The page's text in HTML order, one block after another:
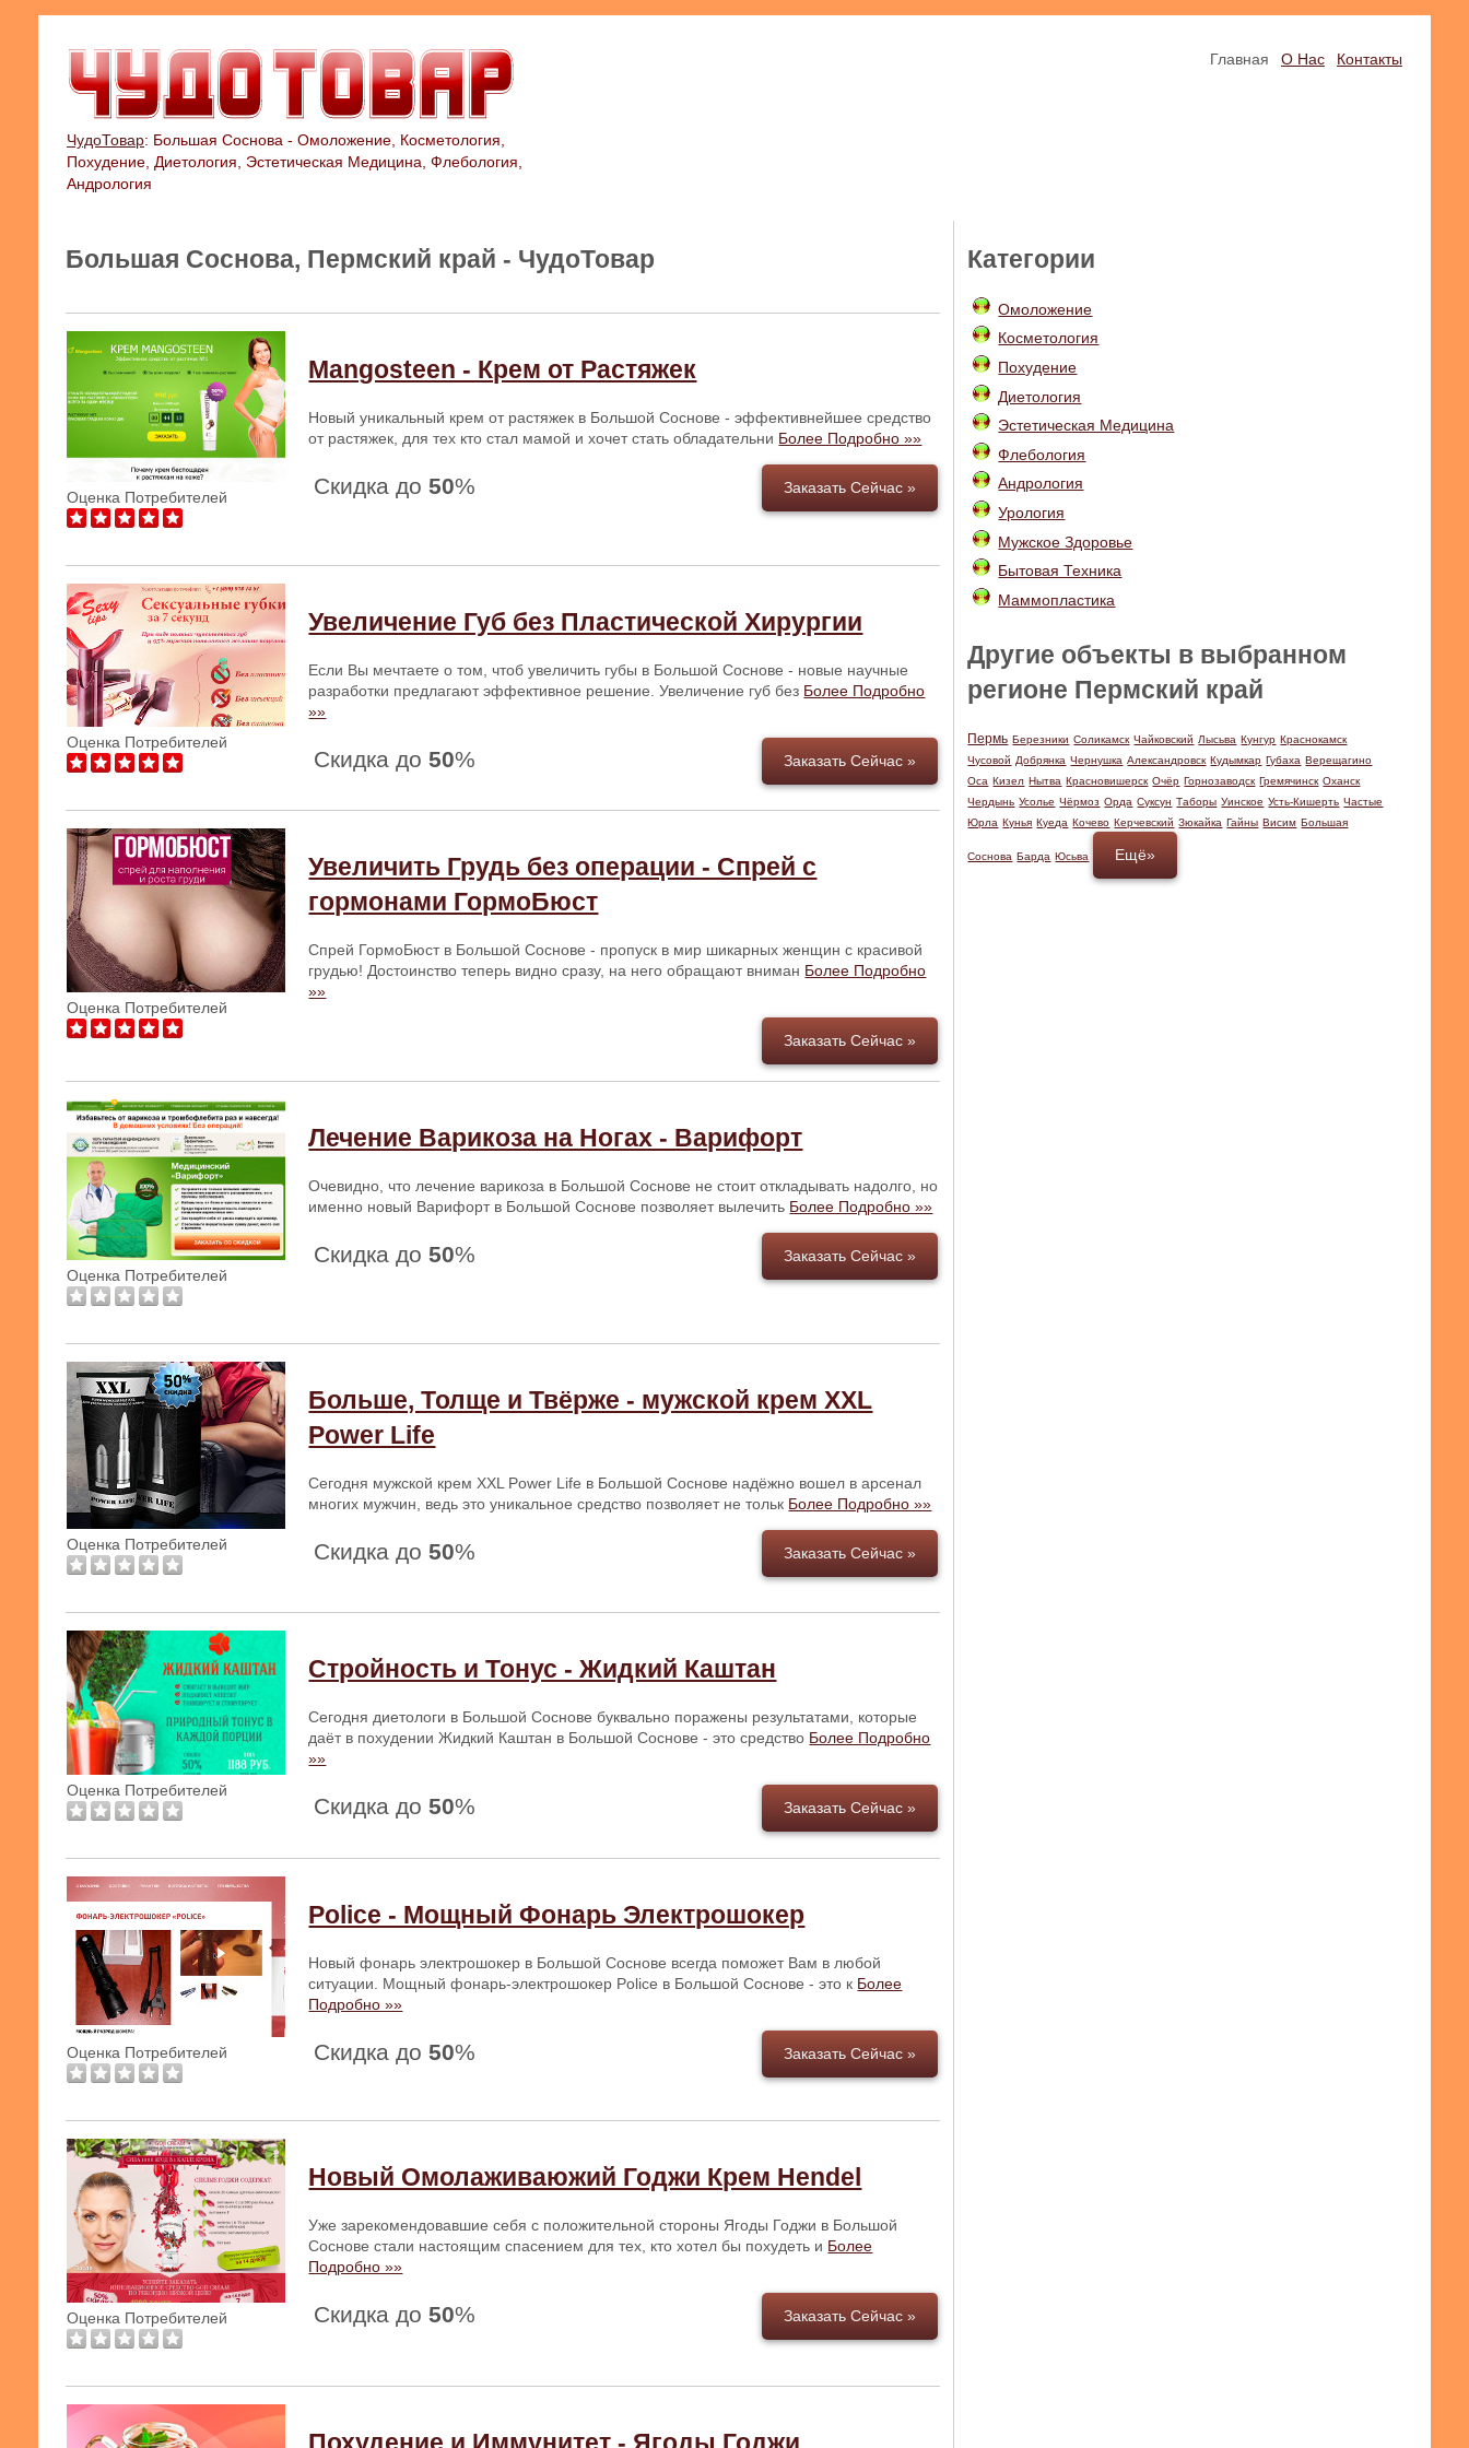
ЧудоТовар: Большая Соснова - Омоложение, Косметология,
Похудение, Диетология, Эстетическая Медицина, Флебология,
Андрология
Главная О Нас Контакты
Большая Соснова, Пермский край - ЧудоТовар
Оценка Потребителей
Mangosteen - Крем от Растяжек
Новый уникальный крем от растяжек в Большой Соснове - эффективнейшее средство
от растяжек, для тех кто стал мамой и хочет стать обладательни Более Подробно »»
Скидка до50% Заказать Сейчас »
Оценка Потребителей
Увеличение Губ без Пластической Хирургии
Если Вы мечтаете о том, чтоб увеличить губы в Большой Соснове - новые научные
разработки предлагают эффективное решение. Увеличение губ без Более Подробно
»»
Скидка до50% Заказать Сейчас »
Оценка Потребителей
Увеличить Грудь без операции - Спрей с
гормонами ГормоБюст
Спрей ГормоБюст в Большой Соснове - пропуск в мир шикарных женщин с красивой
грудью! Достоинство теперь видно сразу, на него обращают вниман Более Подробно
»»
Заказать Сейчас »
Оценка Потребителей
Лечение Варикоза на Ногах - Варифорт
Очевидно, что лечение варикоза в Большой Соснове не стоит откладывать надолго, но
именно новый Варифорт в Большой Соснове позволяет вылечить Более Подробно »»
Скидка до50% Заказать Сейчас »
Оценка Потребителей
Больше, Толще и Твёрже - мужской крем XXL
Power Life
Сегодня мужской крем XXL Power Life в Большой Соснове надёжно вошел в арсенал
многих мужчин, ведь это уникальное средство позволяет не тольк Более Подробно »»
Скидка до50% Заказать Сейчас »
Оценка Потребителей
Стройность и Тонус - Жидкий Каштан
Сегодня диетологи в Большой Соснове буквально поражены результатами, которые
даёт в похудении Жидкий Каштан в Большой Соснове - это средство Более Подробно
»»
Скидка до50% Заказать Сейчас »
Оценка Потребителей
Police - Мощный Фонарь Электрошокер
Новый фонарь электрошокер в Большой Соснове всегда поможет Вам в любой
ситуации. Мощный фонарь-электрошокер Police в Большой Соснове - это к Более
Подробно »»
Скидка до50% Заказать Сейчас »
Оценка Потребителей
Новый Омолаживаюжий Годжи Крем Hendel
Уже зарекомендовавшие себя с положительной стороны Ягоды Годжи в Большой
Соснове стали настоящим спасением для тех, кто хотел бы похудеть и Более
Подробно »»
Скидка до50% Заказать Сейчас »
Категории
Омоложение
Косметология
Похудение
Диетология
Эстетическая Медицина
Флебология
Андрология
Урология
Мужское Здоровье
Бытовая Техника
Маммопластика
Другие объекты в выбранном
регионе Пермский край
Пермь Березники Соликамск Чайковский Лысьва Кунгур Краснокамск
Чусовой Добрянка Чернушка Александровск Кудымкар Губаха Верещагино
Оса Кизел Нытва Красновишерск Очёр Горнозаводск Гремячинск Оханск
Чердынь Усолье Чёрмоз Орда Суксун Таборы Уинское Усть-Кишерть Частые
Юрла Кунья Куеда Кочево Керчевский Зюкайка Гайны Висим Большая
Соснова Барда Юсьва Ещё»